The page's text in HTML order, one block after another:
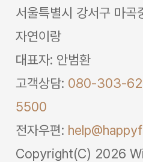
서울특별시 강서구 마
자연이랑
대표자: 안범환
고객상담: 080-303-
5500
전자우편:
Copyright(C) 2026